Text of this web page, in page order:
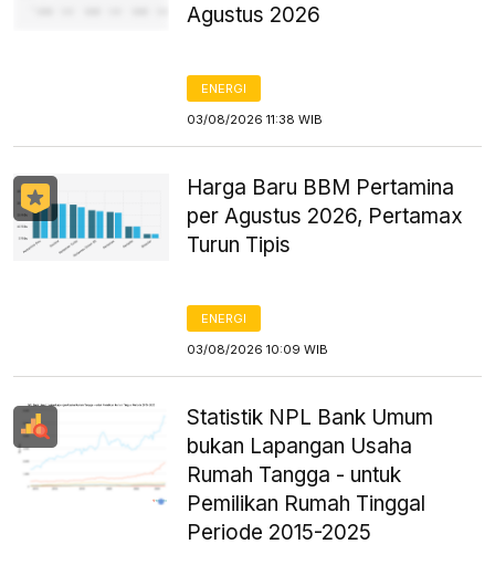
Agustus 2026
ENERGI
03/08/2026 11:38 WIB
Harga Baru BBM Pertamina
per Agustus 2026, Pertamax
Turun Tipis
ENERGI
03/08/2026 10:09 WIB
Statistik NPL Bank Umum
bukan Lapangan Usaha
Rumah Tangga - untuk
Pemilikan Rumah Tinggal
Periode 2015-2025